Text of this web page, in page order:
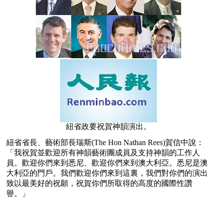
紐省政要祝賀神韻演出。
紐省省長、藝術部長瑞斯(The Hon Nathan Rees)賀信中說：
「我祝賀並歡迎所有神韻藝術團成員及支持神韻的工作人
員。歡迎你們來到悉尼、歡迎你們來到澳大利亞。悉尼是澳
大利亞的門戶。我們歡迎你們來到這裏，我們對你們的演出
致以最美好的祝願，祝賀你們所取得的高度的國際性讚
譽。」